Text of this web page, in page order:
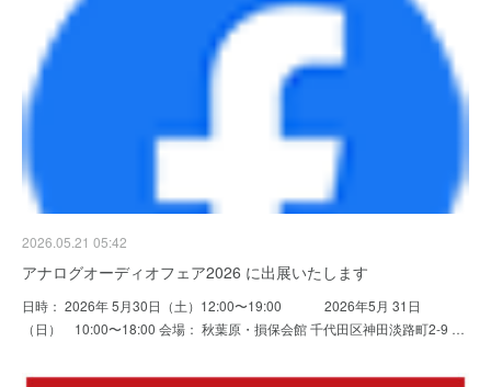
2026.05.21 05:42
アナログオーディオフェア2026 に出展いたします
日時： 2026年 5月30日（土）12:00〜19:00 2026年5月 31日
（日） 10:00〜18:00 会場： 秋葉原・損保会館 千代田区神田淡路町2-9 …